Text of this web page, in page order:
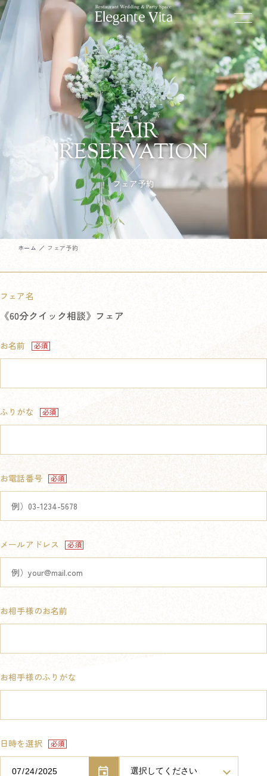
FAIR
RESERVATION
フェア予約
ホーム フェア予約
フェア名
《60分クイック相談》フェア
お名前
ふりがな
お電話番号
メールアドレス
お相手様のお名前
お相手様のふりがな
日時を選択